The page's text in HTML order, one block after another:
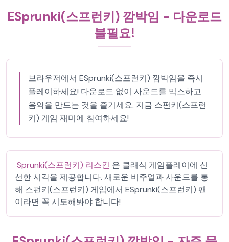
ESprunki(스프런키) 깜박임 - 다운로드
불필요!
브라우저에서 ESprunki(스프런키) 깜박임을 즉시
플레이하세요! 다운로드 없이 사운드를 믹스하고
음악을 만드는 것을 즐기세요. 지금 스펀키(스프런
키) 게임 재미에 참여하세요!
Sprunki(스프런키) 리스킨 은 클래식 게임플레이에 신
선한 시각을 제공합니다. 새로운 비주얼과 사운드를 통
해 스펀키(스프런키) 게임에서 ESprunki(스프런키) 팬
이라면 꼭 시도해봐야 합니다!